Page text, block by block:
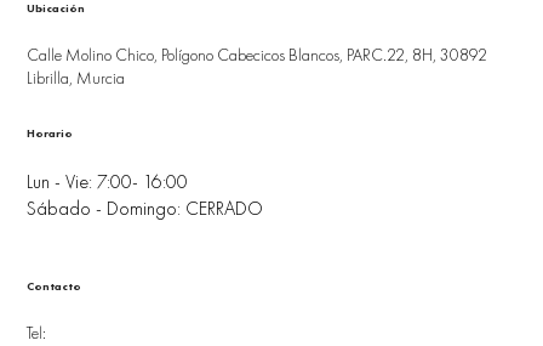
Ubicación
Calle Molino Chico, Polígono Cabecicos Blancos, PARC.22, 8H, 30892
Librilla, Murcia
Lun - Vie: 7:00- 16:00
Sábado - Domingo: CERRADO
Horario
Tel:
Contacto